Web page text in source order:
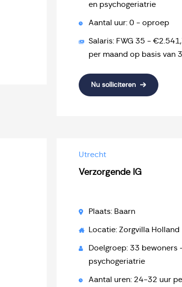
en psychogeriatrie
Aantal uur: 0 - oproep
Salaris: FWG 35 -
per maand op basis van
Nu solliciteren
Utrecht
Verzorgende IG
Plaats: Baarn
Locatie: Zorgvilla Holland
Doelgroep: 33 bewoners
psychogeriatrie
Aantal uren: 24-32 uur